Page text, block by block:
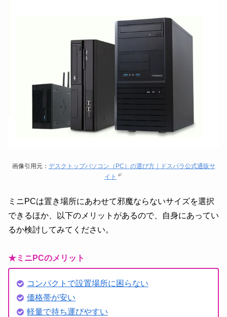
画像引用元： デスクトップパソコン（PC）の選び方｜ドスパラ公式通販サ
イト
ミニPCは置き場所にあわせて邪魔ならないサイズを選択
できるほか、以下のメリットがあるので、自身にあってい
るか検討してみてください。
★ミニPCのメリット
コンパクトで設置場所に困らない
価格帯が安い
軽量で持ち運びやすい